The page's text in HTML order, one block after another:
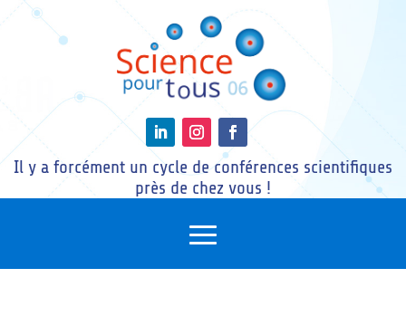
Il y a forcément un cycle de conférences scientifiques
près de chez vous !